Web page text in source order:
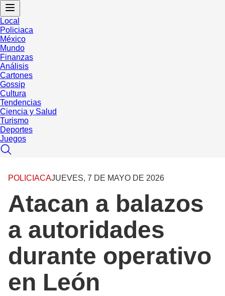
Local
Policiaca
México
Mundo
Finanzas
Análisis
Cartones
Gossip
Cultura
Tendencias
Ciencia y Salud
Turismo
Deportes
Juegos
POLICIACAJUEVES, 7 DE MAYO DE 2026
Atacan a balazos
a autoridades
durante operativo
en León